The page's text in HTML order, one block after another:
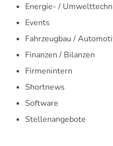
Energie- /
Events
Fahrzeugbau /
Finanzen / Bilanzen
Firmenintern
Shortnews
Software
Stellenangebote